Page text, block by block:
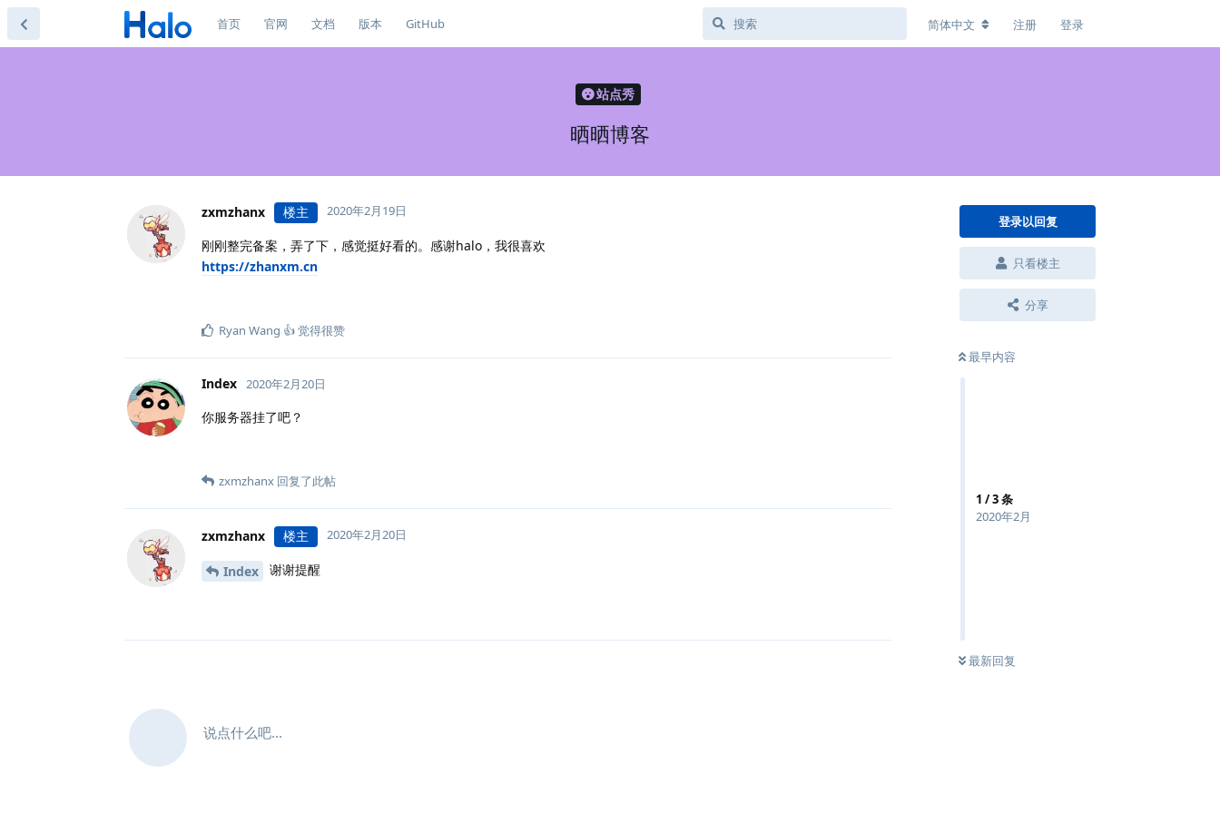
首页 官网 文档 版本 GitHub 简体中文 注册 登录
站点秀
晒晒博客
登录以回复
只看楼主
分享
最早内容
1 /3条
2020年2月
最新回复
zxmzhanx 楼主 2020年2月19日
刚刚整完备案，弄了下，感觉挺好看的。感谢halo，我很喜欢
https://zhanxm.cn
Ryan Wang 👍觉得很赞
Index 2020年2月20日
你服务器挂了吧？
zxmzhanx 回复了此帖
zxmzhanx 楼主 2020年2月20日
Index 谢谢提醒
说点什么吧...